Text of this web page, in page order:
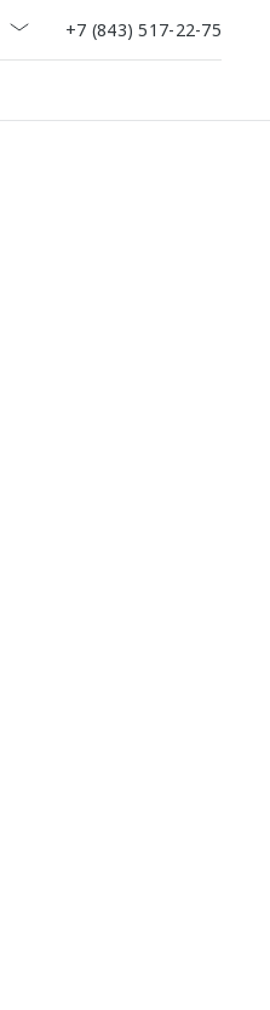
+7 (843) 517-22-75